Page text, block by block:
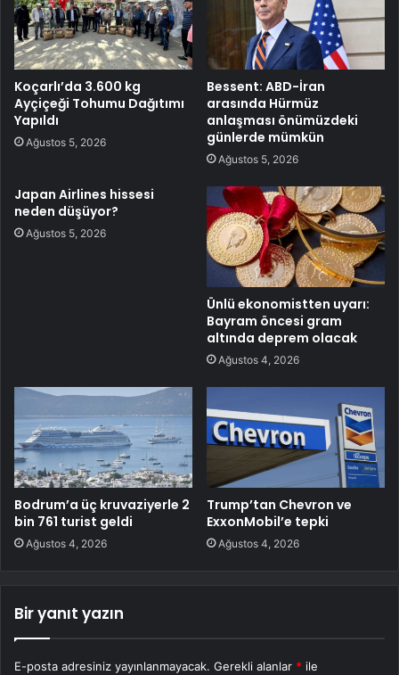
Koçarlı’da 3.600 kg
Ayçiçeği Tohumu Dağıtımı
Yapıldı
Ağustos 5, 2026
Bessent: ABD-İran
arasında Hürmüz
anlaşması önümüzdeki
günlerde mümkün
Ağustos 5, 2026
Japan Airlines hissesi
neden düşüyor?
Ağustos 5, 2026
Ünlü ekonomistten uyarı:
Bayram öncesi gram
altında deprem olacak
Ağustos 4, 2026
Bodrum’a üç kruvaziyerle 2
bin 761 turist geldi
Ağustos 4, 2026
Trump’tan Chevron ve
ExxonMobil’e tepki
Ağustos 4, 2026
Bir yanıt yazın
E-posta adresiniz yayınlanmayacak. Gerekli alanlar * ile